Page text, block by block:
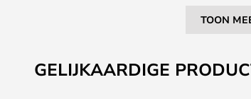
TOON
naar
het
GELIJKAARDIGE